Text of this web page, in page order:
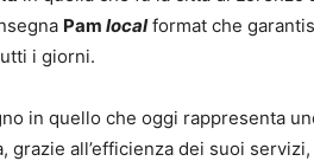
Pam localformat che
i giorni.
in quello che oggi rappresenta
all’efficienza dei suoi servizi,